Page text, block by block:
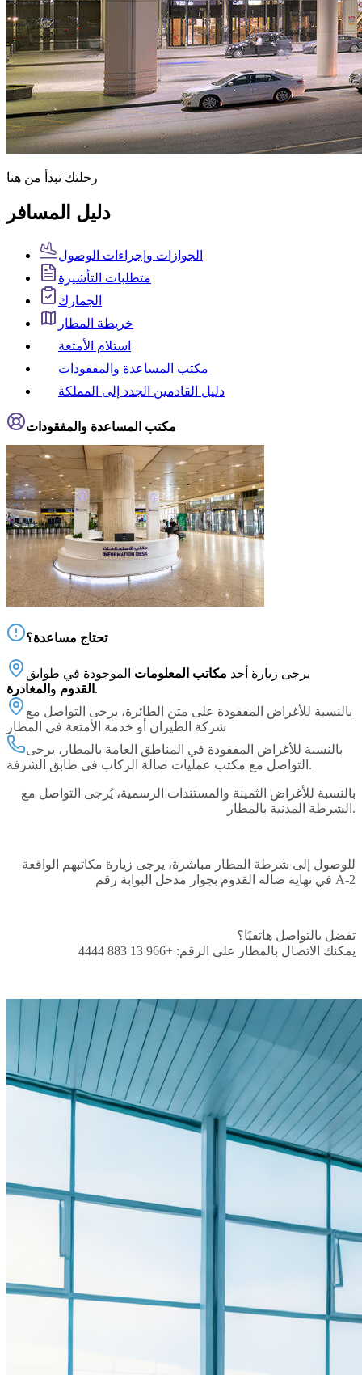
رحلتك تبدأ من هنا
دليل المسافر
الجوازات وإجراءات الوصول
متطلبات التأشيرة
الجمارك
خريطة المطار
استلام الأمتعة
مكتب المساعدة والمفقودات
دليل القادمين الجدد إلى المملكة
مكتب المساعدة والمفقودات
تحتاج مساعدة؟
يرجى زيارة أحد مكاتب المعلومات الموجودة في طوابق
القدوم و المغادرة
.
بالنسبة للأغراض المفقودة على متن الطائرة، يرجى التواصل مع
شركة الطيران أو خدمة الأمتعة في المطار
بالنسبة للأغراض المفقودة في المناطق العامة بالمطار، يرجى
التواصل مع مكتب عمليات صالة الركاب في طابق الشرفة.
بالنسبة للأغراض الثمينة والمستندات الرسمية، يُرجى التواصل مع
الشرطة المدنية بالمطار .
للوصول إلى شرطة المطار مباشرة، يرجى زيارة مكاتبهم الواقعة
في نهاية صالة القدوم A-2
تفضل بالتواصل هاتفيًا؟
يمكنك الاتصال بالمطار على الرقم: +966 13 883 4444